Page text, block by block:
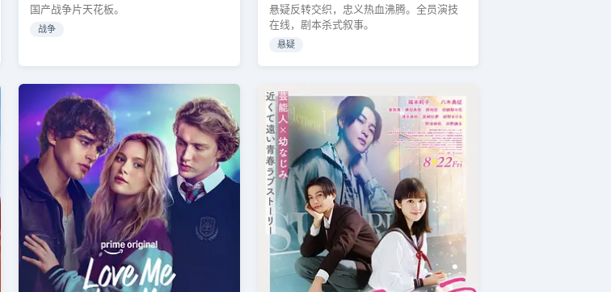
国产战争片天花板。
战争
悬疑反转交织，忠义热血沸腾。全员演技
在线，剧本杀式叙事。
悬疑